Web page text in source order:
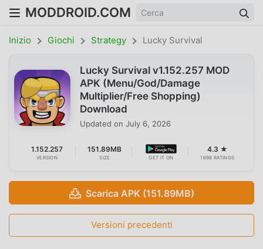
MODDROID.COM
Inizio Giochi Strategy Lucky Survival
Lucky Survival v1.152.257 MOD
APK (Menu/God/Damage
Multiplier/Free Shopping)
Download
Updated on July 6, 2026
1.152.257
VERSION
151.89MB
SIZE GET IT ON
4.3 ★
1698 RATINGS
Scarica APK (151.89MB)
Versioni precedenti